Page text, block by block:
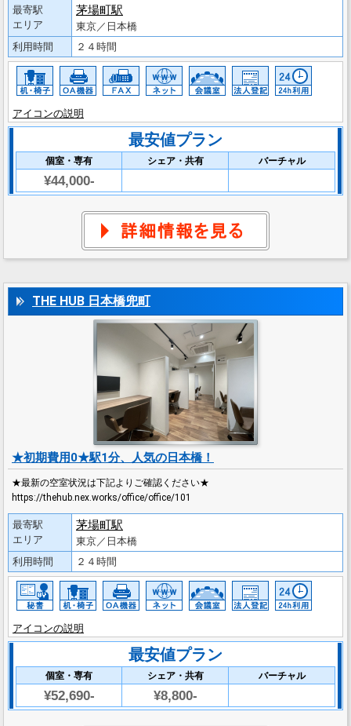
最寄駅
エリア
茅場町駅
東京／日本橋
利用時間
２４時間
アイコンの説明
最安値プラン
個室・専有 シェア・共有 バーチャル
¥44,000-
THE HUB 日本橋兜町
★初期費用0★駅1分、人気の日本橋！
★最新の空室状況は下記よりご確認ください★
https://thehub.nex.works/office/office/101
最寄駅
エリア
茅場町駅
東京／日本橋
利用時間
２４時間
アイコンの説明
最安値プラン
個室・専有 シェア・共有 バーチャル
¥52,690- ¥8,800-